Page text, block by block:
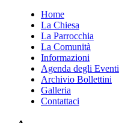
Home
La Chiesa
La Parrocchia
La Comunità
Informazioni
Agenda degli Eventi
Archivio Bollettini
Galleria
Contattaci